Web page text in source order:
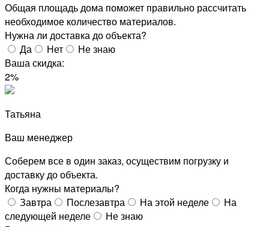
Общая площадь дома поможет правильно рассчитать
необходимое количество материалов.
Нужна ли доставка до объекта?
Да
Нет
Не знаю
Ваша скидка:
2%
Татьяна
Ваш менеджер
Соберем все в один заказ, осуществим погрузку и
доставку до объекта.
Когда нужны материалы?
Завтра
Послезавтра На этой неделе
На
следующей неделе
Не знаю